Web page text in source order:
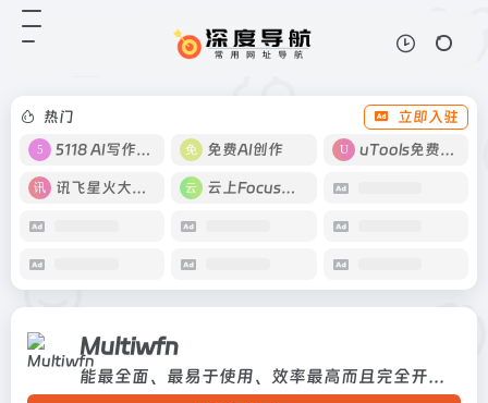
热门
立即入驻
5118 AI写作工具
免费AI创作 uTools免费工具箱
讯飞星火大模型 云上Focus接码
Multiwfn
能最全面、最易于使用、效率最高而且完全开源免费的波函数分析程序
且完全开源免费的波函数分析程序